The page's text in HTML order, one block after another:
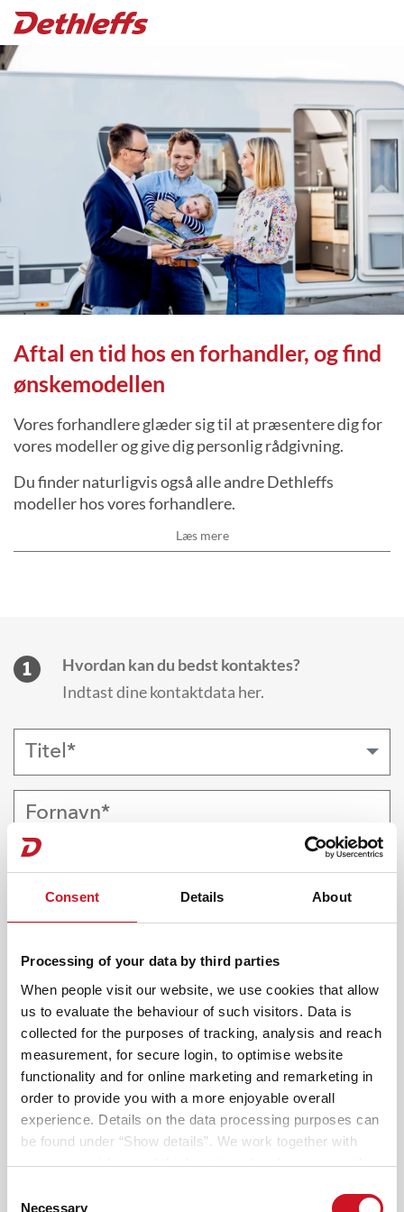
Consent Details About
Processing of your data by third parties
When people visit our website, we use cookies that allow
us to evaluate the behaviour of such visitors. Data is
collected for the purposes of tracking, analysis and reach
measurement, for secure login, to optimise website
functionality and for online marketing and remarketing in
order to provide you with a more enjoyable overall
experience. Details on the data processing purposes can
be found under “Show details”. We work together with
service providers and third parties who also process the
necessary. If you click the “Allow cookies” button or
Necessary
Aftal en tid hos en forhandler, og find
ønskemodellen
Vores forhandlere glæder sig til at præsentere dig for
vores modeller og give dig personlig rådgivning.
Du finder naturligvis også alle andre Dethleffs
modeller hos vores forhandlere.
Læs mere
modeller hos vores forhandlere.
Læs mindre
1
Hvordan kan du bedst kontaktes?
Indtast dine kontaktdata her.
Titel*
Danmark (+45)
2
Hvilken model er du interesseret i?